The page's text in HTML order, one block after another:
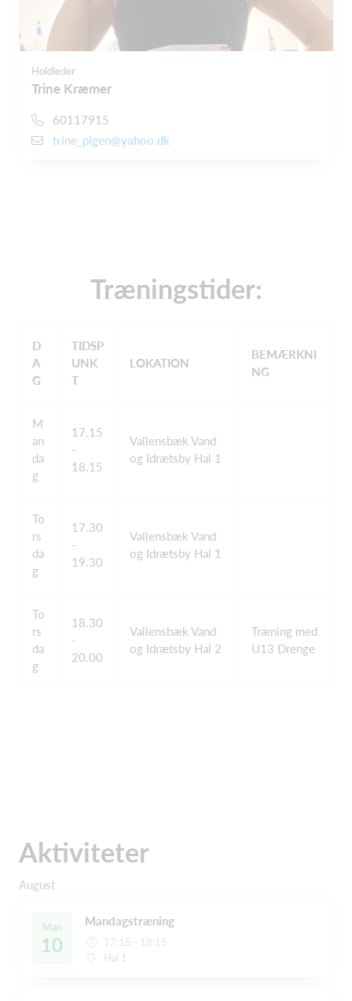
Holdleder
Trine Kræmer
60117915
trine_pigen@yahoo.dk
Træningstider:
D
A
G
TIDSP
UNK
T
LOKATION
BEMÆRKNI
NG
M
an
da
g
17.15
-
18.15
Vallensbæk Vand
og Idrætsby Hal 1
To
rs
da
g
17.30
-
19.30
Vallensbæk Vand
og Idrætsby Hal 1
To
rs
da
g
18.30
-
20.00
Vallensbæk Vand
og Idrætsby Hal 2
Træning med
U13 Drenge
Aktiviteter
August
Man
10
Mandagstræning
17:15 - 18:15
Hal 1